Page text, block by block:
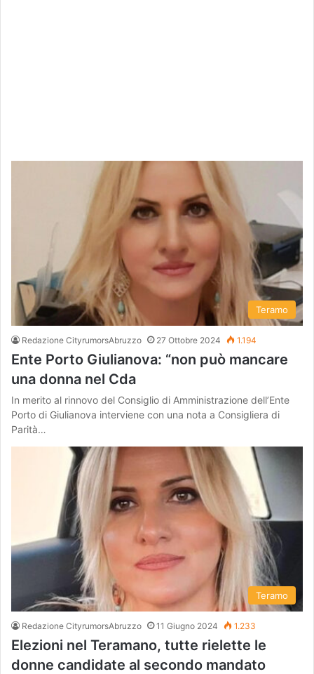
Teramo
Redazione CityrumorsAbruzzo 27 Ottobre 2024 1.194
Ente Porto Giulianova: “non può mancare
una donna nel Cda
In merito al rinnovo del Consiglio di Amministrazione dell’Ente
Porto di Giulianova interviene con una nota a Consigliera di
Parità…
Teramo
Redazione CityrumorsAbruzzo 11 Giugno 2024 1.233
Elezioni nel Teramano, tutte rielette le
donne candidate al secondo mandato